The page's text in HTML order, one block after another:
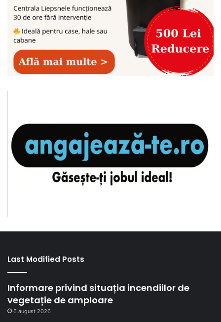
Last Modified Posts
Informare privind situația incendiilor de
vegetație de amploare
6 august 2026